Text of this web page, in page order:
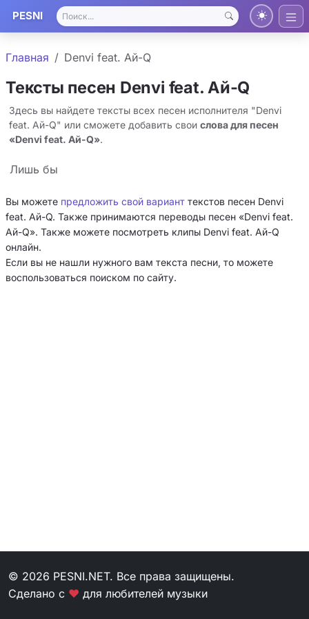
PESNI
Главная Denvi feat. Ай-Q
Тексты песен Denvi feat. Ай-Q
Здесь вы найдете тексты всех песен исполнителя "Denvi
feat. Ай-Q" или сможете добавить свои слова для песен
«Denvi feat. Ай-Q».
Лишь бы
Вы можете предложить свой вариант текстов песен Denvi
feat. Ай-Q. Также принимаются переводы песен «Denvi feat.
Ай-Q». Также можете посмотреть клипы Denvi feat. Ай-Q
онлайн.
Если вы не нашли нужного вам текста песни, то можете
воспользоваться поиском по сайту.
© 2026 PESNI.NET. Все права защищены.
Сделано с ❤ для любителей музыки